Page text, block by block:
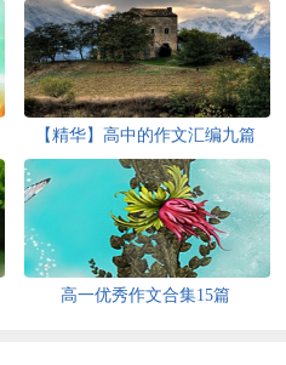
【精华】高中的作文汇编九篇
高一优秀作文合集15篇